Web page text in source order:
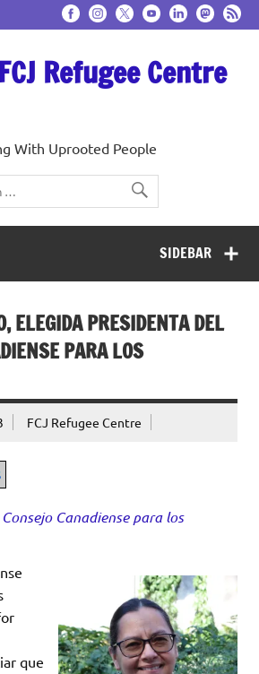
FCJ Refugee Centre
With Uprooted People
SIDEBAR
ELEGIDA PRESIDENTA DEL
PARA LOS
FCJ Refugee Centre
Canadiense para los
que